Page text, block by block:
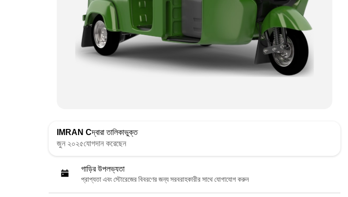
IMRAN Cদ্বারা তালিকাভুক্ত
জুন ২০২৫যোগদান করেছেন
গাড়ির উপলভ্যতা
প্রাপ্যতা এবং স্টোরেজের বিবরণের জন্য সরবরাহকারীর সাথে যোগাযোগ করুন